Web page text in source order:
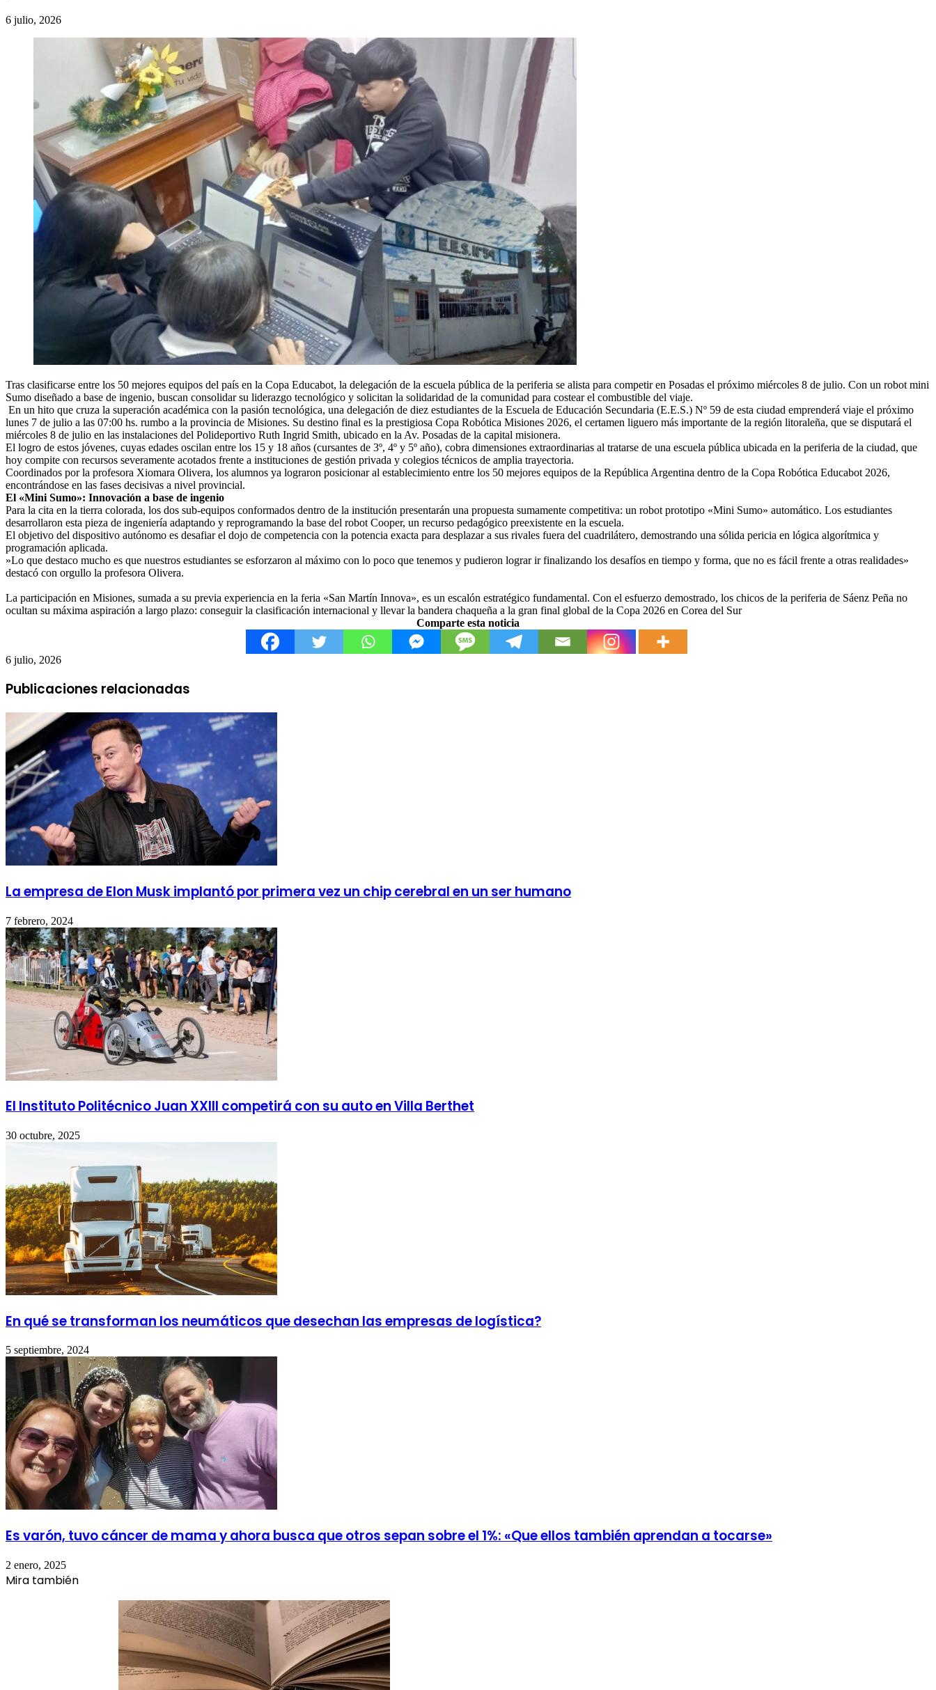
6 julio, 2026
Tras clasificarse entre los 50 mejores equipos del país en la Copa Educabot, la delegación de la escuela pública de la periferia se alista para competir en Posadas el próximo miércoles 8 de julio. Con un robot mini
Sumo diseñado a base de ingenio, buscan consolidar su liderazgo tecnológico y solicitan la solidaridad de la comunidad para costear el combustible del viaje.
​ En un hito que cruza la superación académica con la pasión tecnológica, una delegación de diez estudiantes de la Escuela de Educación Secundaria (E.E.S.) Nº 59 de esta ciudad emprenderá viaje el próximo
lunes 7 de julio a las 07:00 hs. rumbo a la provincia de Misiones. Su destino final es la prestigiosa Copa Robótica Misiones 2026, el certamen liguero más importante de la región litoraleña, que se disputará el
miércoles 8 de julio en las instalaciones del Polideportivo Ruth Ingrid Smith, ubicado en la Av. Posadas de la capital misionera.
​El logro de estos jóvenes, cuyas edades oscilan entre los 15 y 18 años (cursantes de 3º, 4º y 5º año), cobra dimensiones extraordinarias al tratarse de una escuela pública ubicada en la periferia de la ciudad, que
hoy compite con recursos severamente acotados frente a instituciones de gestión privada y colegios técnicos de amplia trayectoria.
​Coordinados por la profesora Xiomara Olivera, los alumnos ya lograron posicionar al establecimiento entre los 50 mejores equipos de la República Argentina dentro de la Copa Robótica Educabot 2026,
encontrándose en las fases decisivas a nivel provincial.
​El «Mini Sumo»: Innovación a base de ingenio
​Para la cita en la tierra colorada, los dos sub-equipos conformados dentro de la institución presentarán una propuesta sumamente competitiva: un robot prototipo «Mini Sumo» automático. Los estudiantes
desarrollaron esta pieza de ingeniería adaptando y reprogramando la base del robot Cooper, un recurso pedagógico preexistente en la escuela.
​El objetivo del dispositivo autónomo es desafiar el dojo de competencia con la potencia exacta para desplazar a sus rivales fuera del cuadrilátero, demostrando una sólida pericia en lógica algorítmica y
programación aplicada.
​»Lo que destaco mucho es que nuestros estudiantes se esforzaron al máximo con lo poco que tenemos y pudieron lograr ir finalizando los desafíos en tiempo y forma, que no es fácil frente a otras realidades»
destacó con orgullo la profesora Olivera.
​La participación en Misiones, sumada a su previa experiencia en la feria «San Martín Innova», es un escalón estratégico fundamental. Con el esfuerzo demostrado, los chicos de la periferia de Sáenz Peña no
ocultan su máxima aspiración a largo plazo: conseguir la clasificación internacional y llevar la bandera chaqueña a la gran final global de la Copa 2026 en Corea del Sur
Comparte esta noticia
6 julio, 2026
Publicaciones relacionadas
La empresa de Elon Musk implantó por primera vez un chip cerebral en un ser humano
7 febrero, 2024
El Instituto Politécnico Juan XXIII competirá con su auto en Villa Berthet
30 octubre, 2025
En qué se transforman los neumáticos que desechan las empresas de logística?
5 septiembre, 2024
Es varón, tuvo cáncer de mama y ahora busca que otros sepan sobre el 1%: «Que ellos también aprendan a tocarse»
2 enero, 2025
Mira también